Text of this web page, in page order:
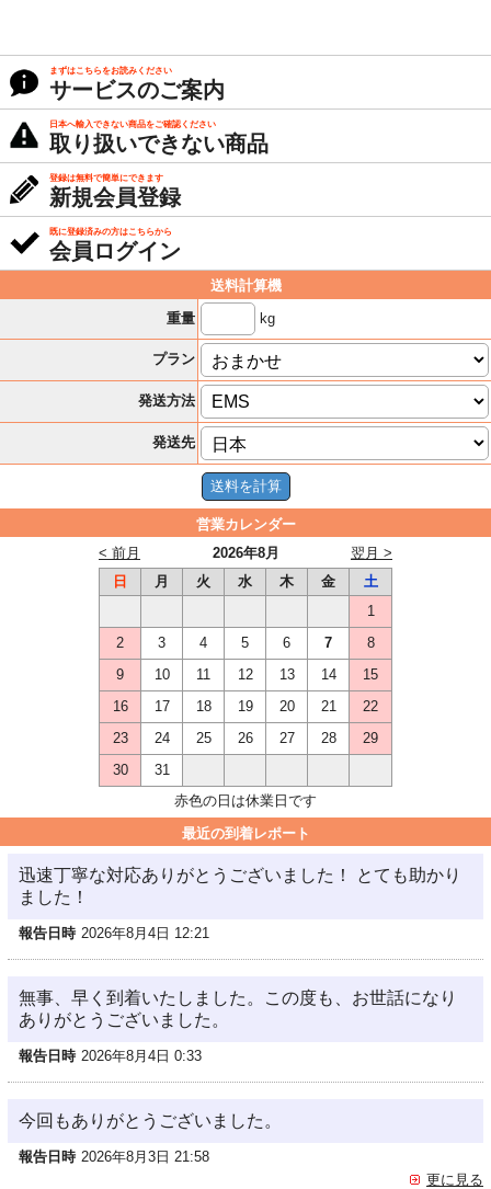
まずはこちらをお読みください
サービスのご案内
日本へ輸入できない商品をご確認ください
取り扱いできない商品
登録は無料で簡単にできます
新規会員登録
既に登録済みの方はこちらから
会員ログイン
送料計算機
重量
kg
プラン
発送方法
発送先
営業カレンダー
2026年8月
< 前月
翌月 >
日
月 火 水 木 金
土
1
2
3 4 5 6 7
8
9
10 11 12 13 14
15
16
17 18 19 20 21
22
23
24 25 26 27 28
29
30
31
赤色の日は休業日です
最近の到着レポート
迅速丁寧な対応ありがとうございました！ とても助かり
ました！
報告日時 2026年8月4日 12:21
無事、早く到着いたしました。この度も、お世話になり
ありがとうございました。
報告日時 2026年8月4日 0:33
今回もありがとうございました。
報告日時 2026年8月3日 21:58
更に見る